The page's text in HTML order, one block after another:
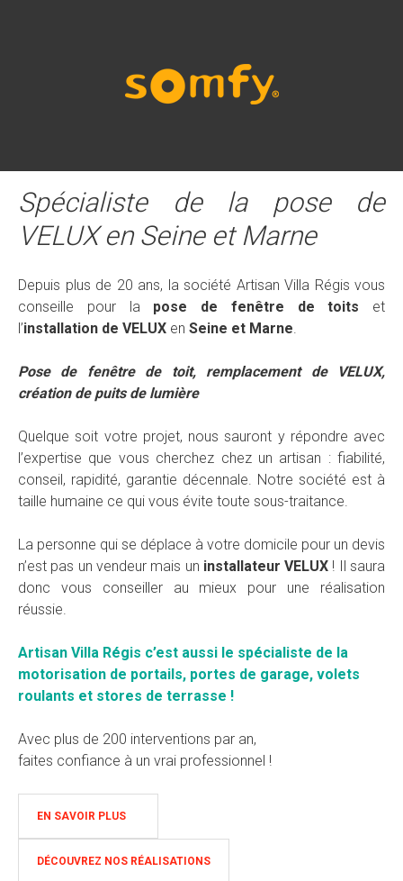
Spécialiste de la pose de
VELUX en Seine et Marne
Depuis plus de 20 ans, la société Artisan Villa Régis vous
conseille pour la pose de fenêtre de toits et
l’installation de VELUX en Seine et Marne.
Pose de fenêtre de toit, remplacement de VELUX,
création de puits de lumière
Quelque soit votre projet, nous sauront y répondre avec
l’expertise que vous cherchez chez un artisan : fiabilité,
conseil, rapidité, garantie décennale. Notre société est à
taille humaine ce qui vous évite toute sous-traitance.
La personne qui se déplace à votre domicile pour un devis
n’est pas un vendeur mais un installateur VELUX ! Il saura
donc vous conseiller au mieux pour une réalisation
réussie.
Artisan Villa Régis c’est aussi le spécialiste de la
motorisation de portails, portes de garage, volets
roulants et stores de terrasse !
Avec plus de 200 interventions par an,
faites confiance à un vrai professionnel !
EN SAVOIR PLUS
DÉCOUVREZ NOS RÉALISATIONS